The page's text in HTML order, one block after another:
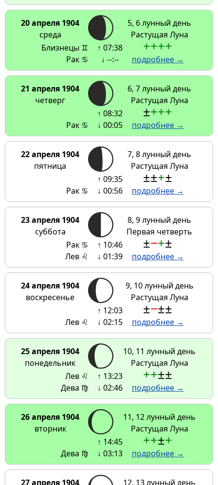
20 апреля 1904
среда
5, 6 лунный день
Растущая Луна
Близнецы ♊
Рак ♋
↑ 07:38
↓ --:--
++++
подробнее →
21 апреля 1904
четверг
6, 7 лунный день
Растущая Луна
Рак ♋
↑ 08:32
↓ 00:05
±+++
подробнее →
22 апреля 1904
пятница
7, 8 лунный день
Растущая Луна
Рак ♋
↑ 09:35
↓ 00:56
±±+±
подробнее →
23 апреля 1904
суббота
8, 9 лунный день
Первая четверть
Рак ♋
Лев ♌
↑ 10:46
↓ 01:39
±−+±
подробнее →
24 апреля 1904
воскресенье
9, 10 лунный день
Растущая Луна
Лев ♌
↑ 12:03
↓ 02:15
±−±±
подробнее →
25 апреля 1904
понедельник
10, 11 лунный день
Растущая Луна
Лев ♌
Дева ♍
↑ 13:23
↓ 02:46
++±±
подробнее →
26 апреля 1904
вторник
11, 12 лунный день
Растущая Луна
Дева ♍
↑ 14:45
↓ 03:13
++±+
подробнее →
27 апреля 1904
12, 13 лунный день